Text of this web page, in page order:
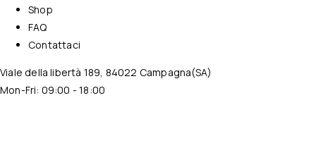
Shop
FAQ
Contattaci
Viale della libertà 189, 84022 Campagna(SA)
Mon-Fri: 09:00 - 18:00